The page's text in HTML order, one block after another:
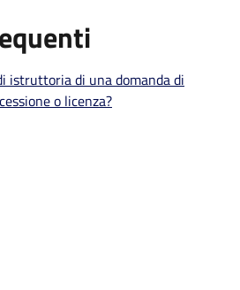
istruttoria di una domanda di
o licenza?